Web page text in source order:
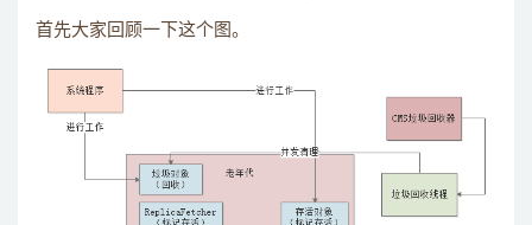
首先大家回顾一下这个图。